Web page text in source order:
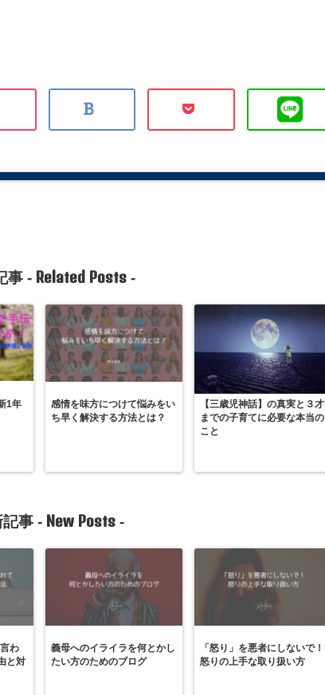
事 - Related Posts-
1年
感情を味方につけて悩みをい
ち早く解決する方法とは？
【三歳児神話】の真実と３才
までの子育てに必要な本当の
こと
事 - New Posts -
わ
と対
義母へのイライラを何とかし
たい方のためのブログ
「怒り」を悪者にしないで！
怒りの上手な取り扱い方